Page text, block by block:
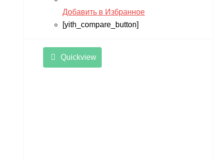
Добавить в Избранное
[yith_compare_button]
Quickview